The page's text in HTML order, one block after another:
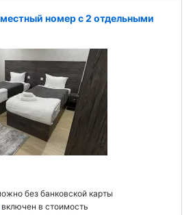
номер с 2 отдельными
без банковской карты
включен в стоимость